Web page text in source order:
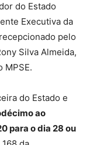
do Estado
Executiva da
pelo
Silva Almeida,
MPSE.
do Estado e
ao
para o dia 28 ou